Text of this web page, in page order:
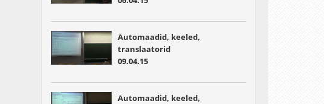
Automaadid, keeled,
translaatorid
09.04.15
Automaadid, keeled,